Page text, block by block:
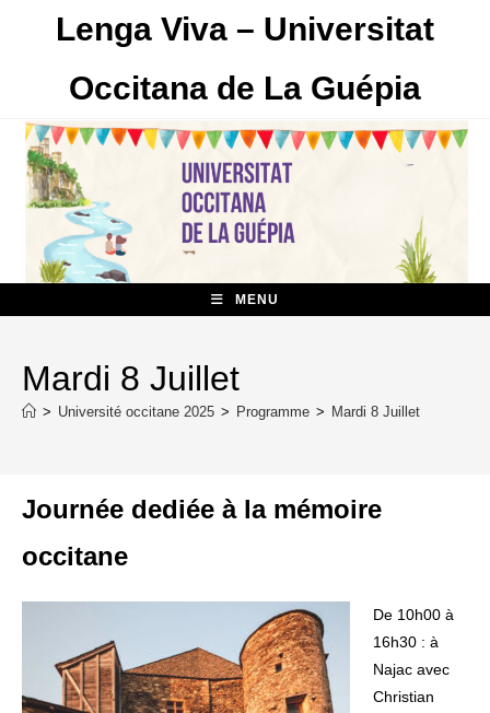
Lenga Viva – Universitat
Occitana de La Guépia
MENU
Mardi 8 Juillet
> Université occitane 2025 > Programme > Mardi 8 Juillet
Journée dediée à la mémoire
occitane
De 10h00 à
16h30 : à
Najac avec
Christian